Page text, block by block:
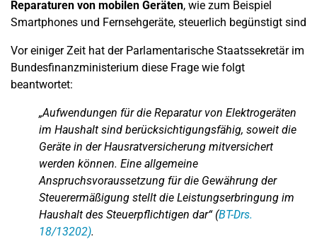
Reparaturen von mobilen Geräten, wie zum Beispiel
Smartphones und Fernsehgeräte, steuerlich begünstigt sind
Vor einiger Zeit hat der Parlamentarische Staatssekretär im
Bundesfinanzministerium diese Frage wie folgt
beantwortet:
„Aufwendungen für die Reparatur von Elektrogeräten
im Haushalt sind berücksichtigungsfähig, soweit die
Geräte in der Hausratversicherung mitversichert
werden können. Eine allgemeine
Anspruchsvoraussetzung für die Gewährung der
Steuerermäßigung stellt die Leistungserbringung im
Haushalt des Steuerpflichtigen dar“ (BT-Drs.
18/13202).